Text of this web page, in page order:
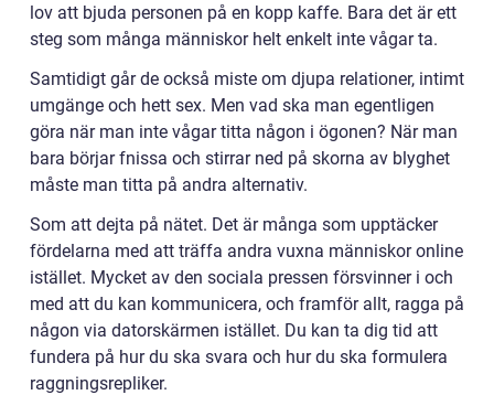
lov att bjuda personen på en kopp kaffe. Bara det är ett
steg som många människor helt enkelt inte vågar ta.
Samtidigt går de också miste om djupa relationer, intimt
umgänge och hett sex. Men vad ska man egentligen
göra när man inte vågar titta någon i ögonen? När man
bara börjar fnissa och stirrar ned på skorna av blyghet
måste man titta på andra alternativ.
Som att dejta på nätet. Det är många som upptäcker
fördelarna med att träffa andra vuxna människor online
istället. Mycket av den sociala pressen försvinner i och
med att du kan kommunicera, och framför allt, ragga på
någon via datorskärmen istället. Du kan ta dig tid att
fundera på hur du ska svara och hur du ska formulera
raggningsrepliker.